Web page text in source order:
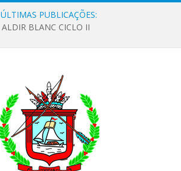
ÚLTIMAS PUBLICAÇÕES:
ALDIR BLANC CICLO II